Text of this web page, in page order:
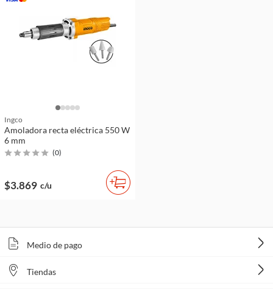
Ingco
Amoladora recta eléctrica 550 W
6 mm
(0)
$3.869 c/u
Medio de pago
Tiendas